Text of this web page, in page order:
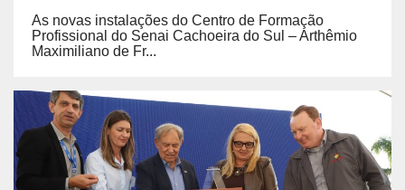
As novas instalações do Centro de Formação
Profissional do Senai Cachoeira do Sul – Arthêmio
Maximiliano de Fr...